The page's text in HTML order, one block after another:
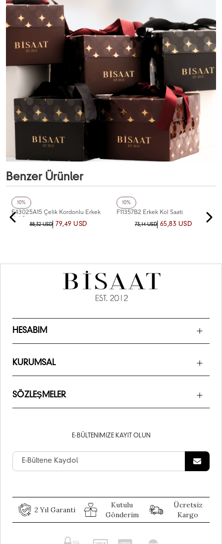
Benzer Ürünler
10%
Ferro
F43025A15 Çelik Kordonlu Erkek
Kol Saati
88,32 USD 79,49 USD
10%
Ferro
F11357B2 Erkek Kol Saati
73,14 USD 65,83 USD
HESABIM
KURUMSAL
SÖZLEŞMELER
E-BÜLTENIMIZE KAYIT OLUN
2 Yıl Garanti
Kutulu
Gönderim
Ücretsiz
Kargo